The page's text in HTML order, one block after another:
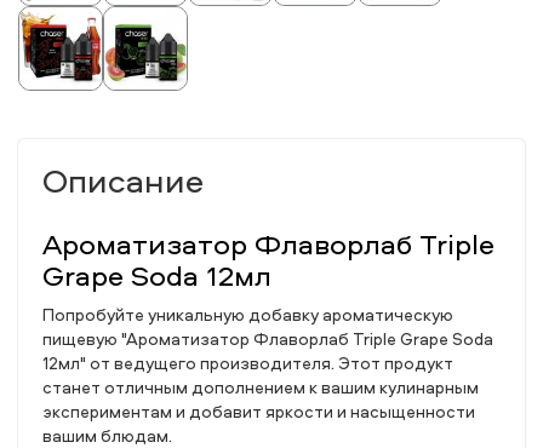
Описание
Ароматизатор Флаворлаб Triple
Grape Soda 12мл
Попробуйте уникальную добавку ароматическую
пищевую "Ароматизатор Флаворлаб Triple Grape Soda
12мл" от ведущего производителя. Этот продукт
станет отличным дополнением к вашим кулинарным
экспериментам и добавит яркости и насыщенности
вашим блюдам.